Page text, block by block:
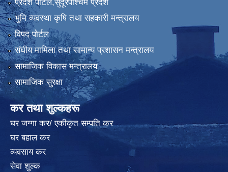
प्रदेश पाेर्टल,सुदूरपश्चिम प्रदेश
भुमि व्यवस्था कृषि तथा सहकारी मन्त्रालय
विपद पोर्टल
संघीय मामिला तथा सामान्य प्रशासन मन्त्रालय
सामाजिक विकास मन्त्रालय
सामाजिक सुरक्षा
कर तथा शुल्कहरू
घर जग्गा कर/ एकीकृत सम्पति कर
घर बहाल कर
व्यवसाय कर
सेवा शुल्क